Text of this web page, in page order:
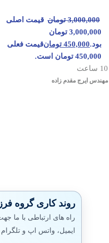
KVM Linux
VPN (وی پی ان)
سیستم سنتر System Center
فایروال
سرور اچ پی
جونیپر (SRX)
3,000,000 تومان قیمت اصلی
3,000,000 تومان
بود.450,000 تومانقیمت فعلی
450,000 تومان است.
10 ساعت
مهندس ایرج مقدم زاده
روند کاری گروه
راه های ارتباطی با ما
ایمیل، واتس اپ و